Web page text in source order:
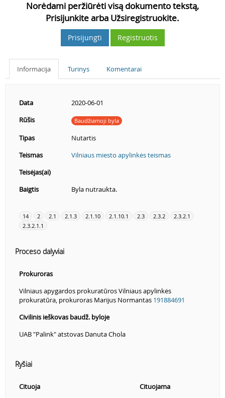
Norėdami peržiūrėti visą dokumento tekstą,
Prisijunkite arba Užsiregistruokite.
Prisijungti Registruotis
Informacija Turinys Komentarai
Data
2020-06-01
Rūšis
Baudžiamoji byla
Tipas
Nutartis
Teismas
Vilniaus miesto apylinkės teismas
Teisėjas(ai)
Baigtis
Byla nutraukta.
14 2 2.1 2.1.3 2.1.10 2.1.10.1 2.3 2.3.2
2.3.2.1
2.3.2.1.1
Proceso dalyviai
Prokuroras
Vilniaus apygardos prokuratūros Vilniaus apylinkės
prokuratūra, prokuroras Marijus Normantas 191884691
Civilinis ieškovas baudž. byloje
UAB "Palink" atstovas Danuta Chola
Ryšiai
Cituoja Cituojama